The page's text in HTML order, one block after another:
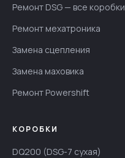
Ремонт DSG — все коробки
Ремонт мехатроника
Замена сцепления
Замена маховика
Ремонт Powershift
КОРОБКИ
DQ200 (DSG-7 сухая)